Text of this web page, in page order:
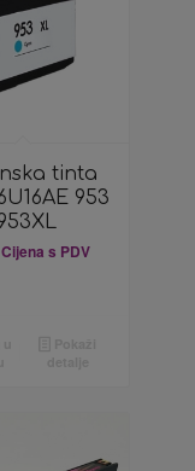
tinta
953
Cijena s PDV